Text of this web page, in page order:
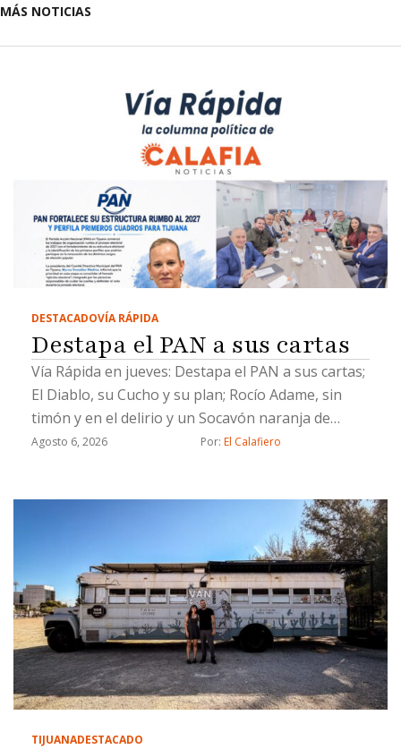
MÁS NOTICIAS
DESTACADOVÍA RÁPIDA
Destapa el PAN a sus cartas
Vía Rápida en jueves: Destapa el PAN a sus cartas;
El Diablo, su Cucho y su plan; Rocío Adame, sin
timón y en el delirio y un Socavón naranja de
Chicali
Agosto 6, 2026 Por: El Calafiero
TIJUANADESTACADO